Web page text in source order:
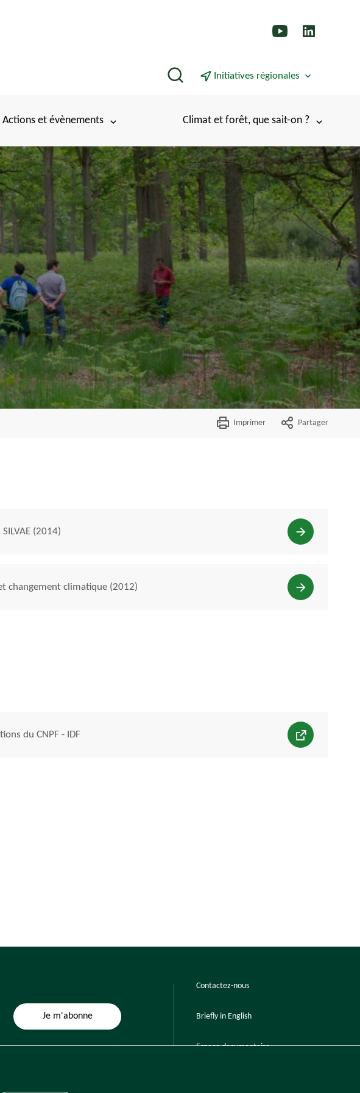
RechercherInitiatives régionales
Actions et évènements Climat et forêt, que sait-on ?
Imprimer Partager
(2014)
changement climatique (2012)
du CNPF - IDF
Je m'abonne
Contactez-nous
Briefly in English
Espace documentaire